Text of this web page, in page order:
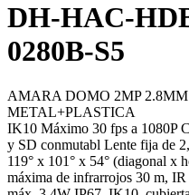
DH-HAC-
0280B-S5
AMARA DOMO 2MP
METAL+PLASTICA
IK10 Máximo 30 fps a 1080P
y SD conmutabl Lente fija de
119° x 101° x 54° (diagonal x
máxima de infrarrojos 30 m,